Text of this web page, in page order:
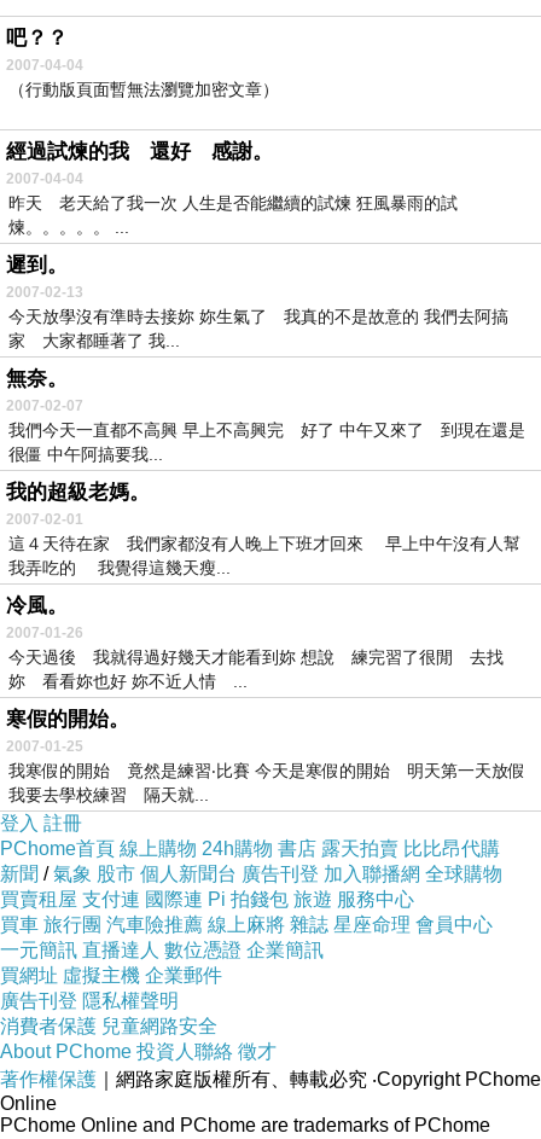
吧？？
2007-04-04
（行動版頁面暫無法瀏覽加密文章）
經過試煉的我 還好 感謝。
2007-04-04
昨天 老天給了我一次 人生是否能繼續的試煉 狂風暴雨的試
煉。。。。。 ...
遲到。
2007-02-13
今天放學沒有準時去接妳 妳生氣了 我真的不是故意的 我們去阿搞
家 大家都睡著了 我...
無奈。
2007-02-07
我們今天一直都不高興 早上不高興完 好了 中午又來了 到現在還是
很僵 中午阿搞要我...
我的超級老媽。
2007-02-01
這４天待在家 我們家都沒有人晚上下班才回來 早上中午沒有人幫
我弄吃的 我覺得這幾天瘦...
冷風。
2007-01-26
今天過後 我就得過好幾天才能看到妳 想說 練完習了很閒 去找
妳 看看妳也好 妳不近人情 ...
寒假的開始。
2007-01-25
我寒假的開始 竟然是練習‧比賽 今天是寒假的開始 明天第一天放假
我要去學校練習 隔天就...
登入 註冊
PChome首頁 線上購物 24h購物 書店 露天拍賣 比比昂代購
新聞 /氣象 股市 個人新聞台 廣告刊登 加入聯播網 全球購物
買賣租屋 支付連 國際連 Pi 拍錢包 旅遊 服務中心
買車 旅行團 汽車險推薦 線上麻將 雜誌 星座命理 會員中心
一元簡訊 直播達人 數位憑證 企業簡訊
買網址 虛擬主機 企業郵件
廣告刊登 隱私權聲明
消費者保護 兒童網路安全
About PChome 投資人聯絡 徵才
著作權保護 ｜網路家庭版權所有、轉載必究 ‧Copyright PChome
Online
PChome Online and PChome are trademarks of PChome